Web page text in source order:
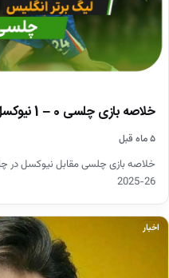
خلاصه بازی چلسی 0 – 1 نیوکسل (لیگ برتر انگلیس)
۵ ماه قبل
خلاصه بازی چلسی مقابل نیوکسل در
26-2025
اخبار